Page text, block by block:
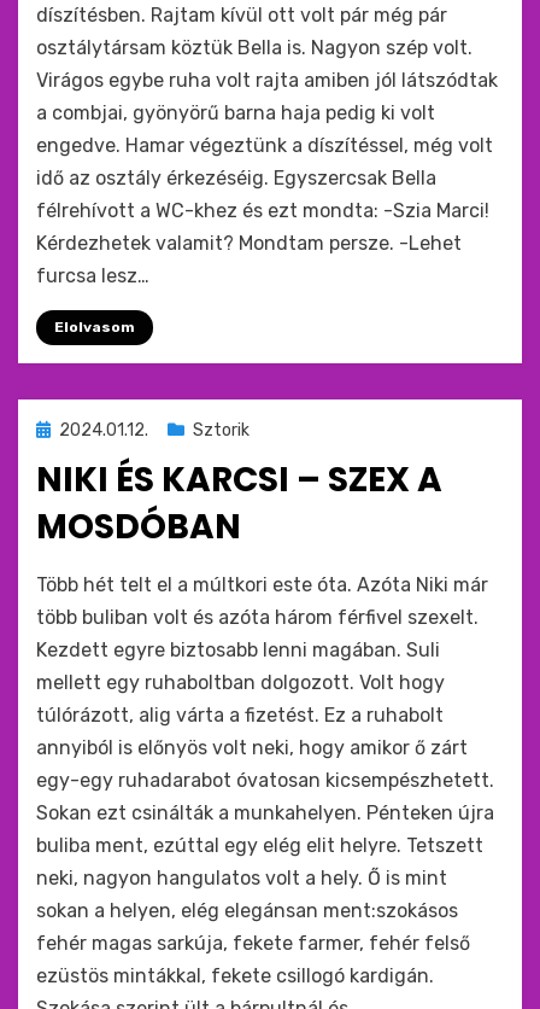
díszítésben. Rajtam kívül ott volt pár még pár
osztálytársam köztük Bella is. Nagyon szép volt.
Virágos egybe ruha volt rajta amiben jól látszódtak
a combjai, gyönyörű barna haja pedig ki volt
engedve. Hamar végeztünk a díszítéssel, még volt
idő az osztály érkezéséig. Egyszercsak Bella
félrehívott a WC-khez és ezt mondta: -Szia Marci!
Kérdezhetek valamit? Mondtam persze. -Lehet
furcsa lesz…
Elolvasom
Beküldve
2024.01.12. Sztorik
NIKI ÉS KARCSI – SZEX A
MOSDÓBAN
by monkey
Több hét telt el a múltkori este óta. Azóta Niki már
több buliban volt és azóta három férfivel szexelt.
Kezdett egyre biztosabb lenni magában. Suli
mellett egy ruhaboltban dolgozott. Volt hogy
túlórázott, alig várta a fizetést. Ez a ruhabolt
annyiból is előnyös volt neki, hogy amikor ő zárt
egy-egy ruhadarabot óvatosan kicsempészhetett.
Sokan ezt csinálták a munkahelyen. Pénteken újra
buliba ment, ezúttal egy elég elit helyre. Tetszett
neki, nagyon hangulatos volt a hely. Ő is mint
sokan a helyen, elég elegánsan ment:szokásos
fehér magas sarkúja, fekete farmer, fehér felső
ezüstös mintákkal, fekete csillogó kardigán.